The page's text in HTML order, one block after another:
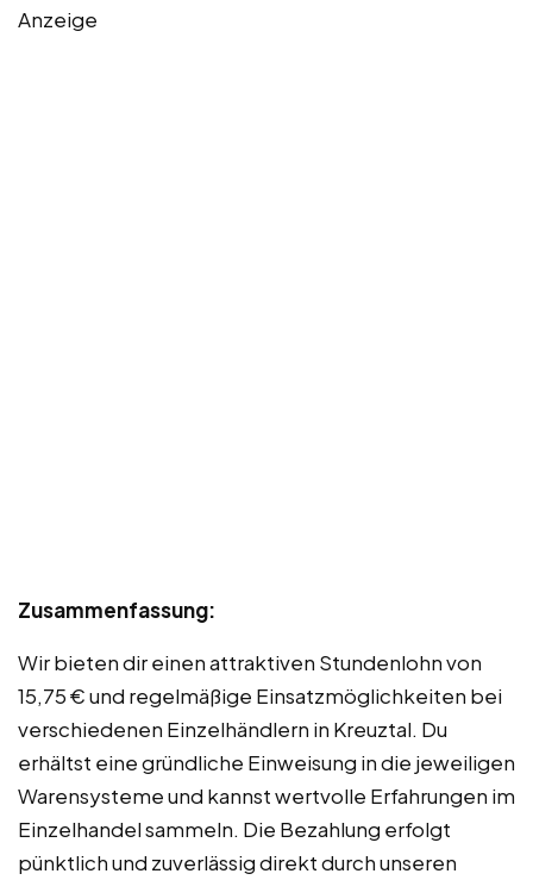
Anzeige
Zusammenfassung:
Wir bieten dir einen attraktiven Stundenlohn von
15,75 € und regelmäßige Einsatzmöglichkeiten bei
verschiedenen Einzelhändlern in Kreuztal. Du
erhältst eine gründliche Einweisung in die jeweiligen
Warensysteme und kannst wertvolle Erfahrungen im
Einzelhandel sammeln. Die Bezahlung erfolgt
pünktlich und zuverlässig direkt durch unseren